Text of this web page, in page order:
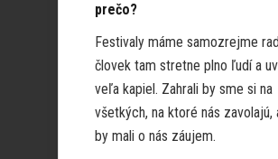
prečo?
Festivaly máme samozrejme
človek tam stretne plno ľudí a
veľa kapiel. Zahrali by sme si na
všetkých, na ktoré nás zavolajú,
by mali o nás záujem.